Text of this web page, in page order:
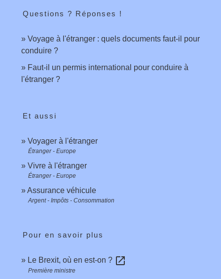
Questions ? Réponses !
Voyage à l'étranger : quels documents faut-il pour
conduire ?
Faut-il un permis international pour conduire à
l'étranger ?
Et aussi
Voyager à l'étranger
Étranger - Europe
Vivre à l'étranger
Étranger - Europe
Assurance véhicule
Argent - Impôts - Consommation
Pour en savoir plus
Le Brexit, où en est-on ? open_in_new
Première ministre